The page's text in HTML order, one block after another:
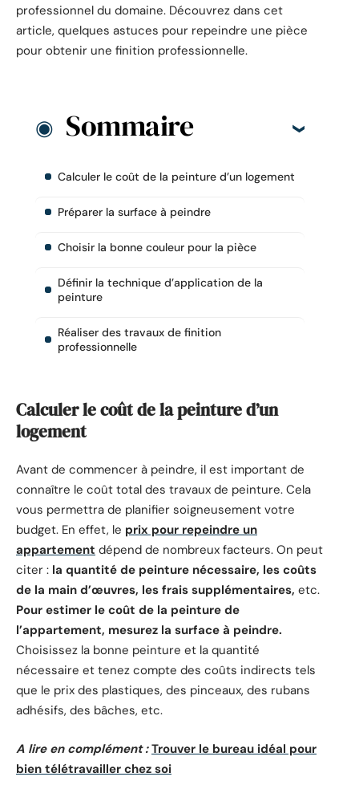
professionnel du domaine. Découvrez dans cet
article, quelques astuces pour repeindre une pièce
pour obtenir une finition professionnelle.
Sommaire
Calculer le coût de la peinture d’un logement
Préparer la surface à peindre
Choisir la bonne couleur pour la pièce
Définir la technique d’application de la
peinture
Réaliser des travaux de finition
professionnelle
Calculer le coût de la peinture d’un
logement
Avant de commencer à peindre, il est important de
connaître le coût total des travaux de peinture. Cela
vous permettra de planifier soigneusement votre
budget. En effet, le prix pour repeindre un
appartement dépend de nombreux facteurs. On peut
citer : la quantité de peinture nécessaire, les coûts
de la main d’œuvres, les frais supplémentaires, etc.
Pour estimer le coût de la peinture de
l’appartement, mesurez la surface à peindre.
Choisissez la bonne peinture et la quantité
nécessaire et tenez compte des coûts indirects tels
que le prix des plastiques, des pinceaux, des rubans
adhésifs, des bâches, etc.
A lire en complément : Trouver le bureau idéal pour
bien télétravailler chez soi